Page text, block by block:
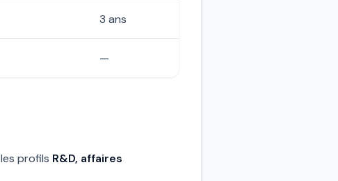
3 ans
—
profils R&D, affaires